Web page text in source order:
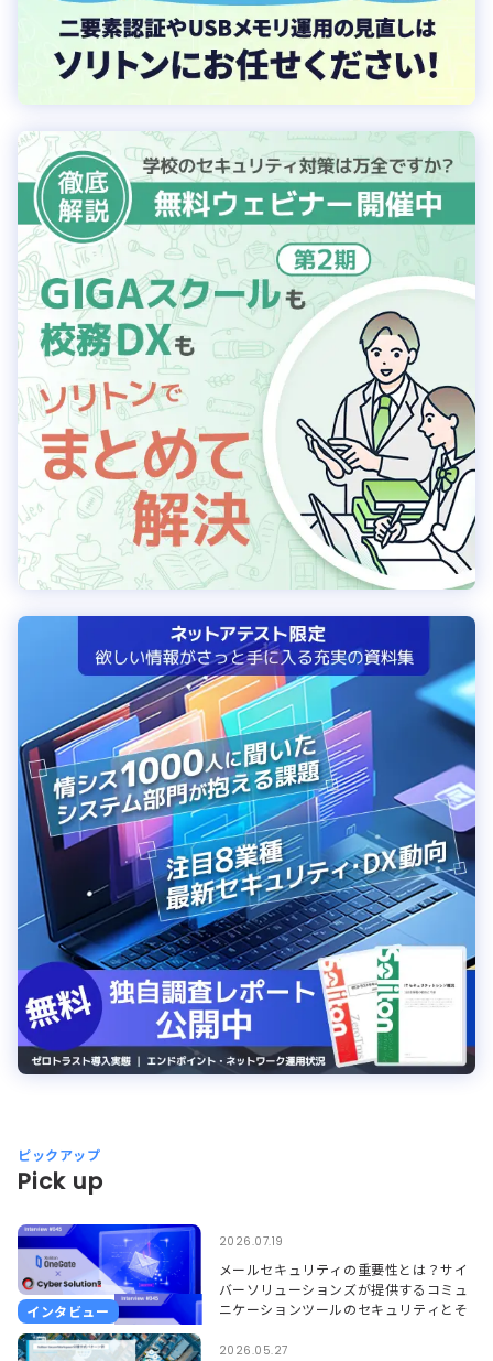
ピックアップ
Pick up
インタビュー
2026.07.19
メールセキュリティの重要性とは？サイ
バーソリューションズが提供するコミュ
ニケーションツールのセキュリティとそ
2026.05.27